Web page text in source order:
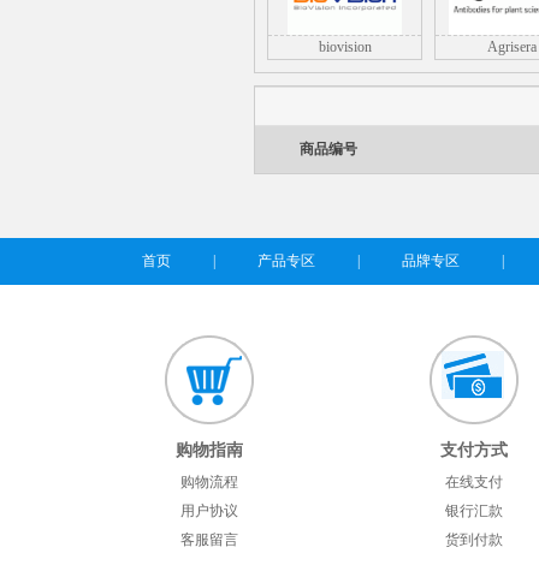
biovision Agrisera
商品编号
首页 产品专区 品牌专区
购物指南
购物流程
用户协议
客服留言
支付方式
在线支付
银行汇款
货到付款